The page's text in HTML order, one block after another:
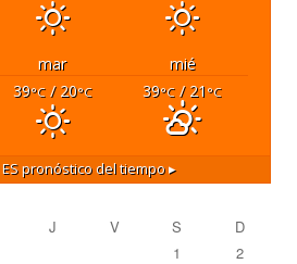
mar
mié
39°C/ 20°C 39°C / 21 °C
pronóstico del tiempo ▸
J V S
D
1
2